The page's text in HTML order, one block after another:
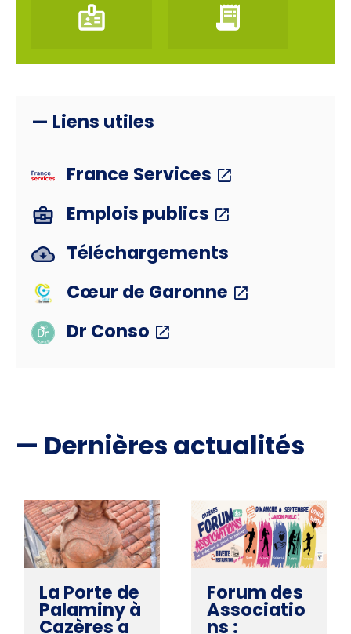
— Liens utiles
France Services
Emplois publics
Téléchargements
Cœur de Garonne
Dr Conso
— Dernières actualités
La Porte de
Palaminy à
Cazères a
Forum des
Associatio
ns :